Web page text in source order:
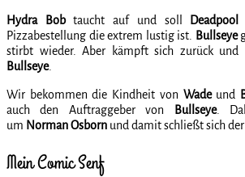
Hydra Bobtaucht auf und soll Deadpool
Pizzabestellung die extrem lustig ist.
Bullseye
stirbt wieder. Aber kämpft sich zurück und
Bullseye.
Wir bekommen die Kindheit von Wadeund
auch den Auftraggeber von
Bullseye.
um Norman Osborn und damit schließt sich der
Mein Comic Senf